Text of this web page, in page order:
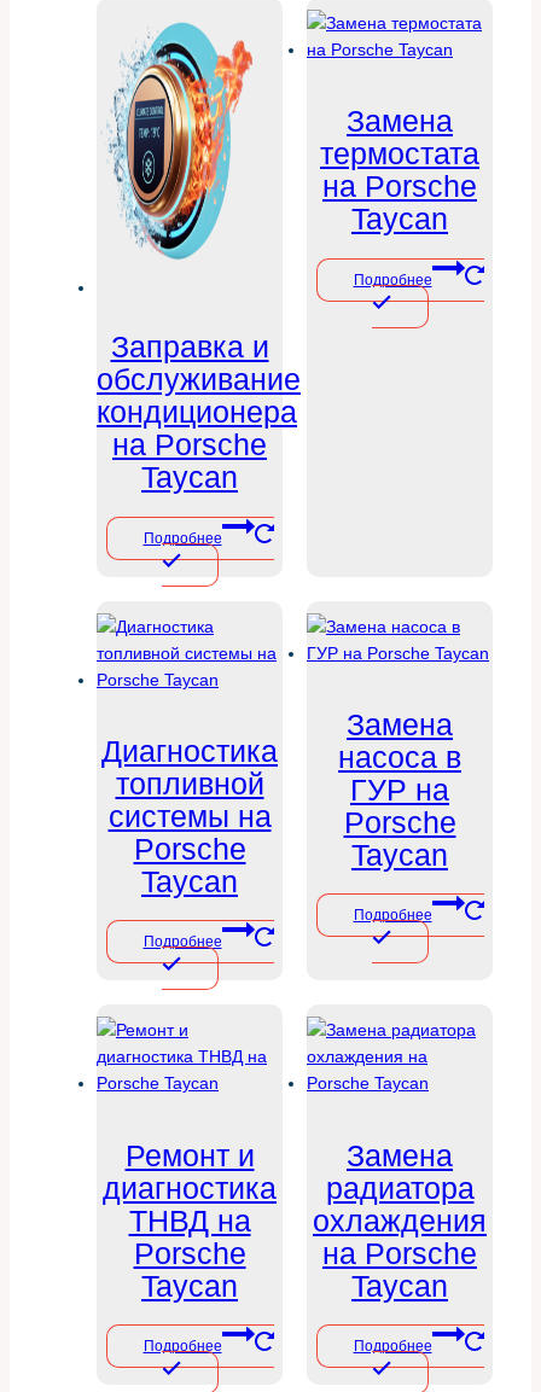
Заправка и
обслуживание
кондиционера
на Porsche
Taycan
Подробнее
Замена
термостата
на Porsche
Taycan
Подробнее
Диагностика
топливной
системы на
Porsche
Taycan
Подробнее
Замена
насоса в
ГУР на
Porsche
Taycan
Подробнее
Ремонт и
диагностика
ТНВД на
Porsche
Taycan
Подробнее
Замена
радиатора
охлаждения
на Porsche
Taycan
Подробнее